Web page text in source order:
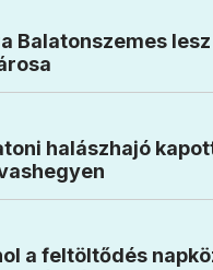
Balatonszemes
halászhajó
a feltöltődés